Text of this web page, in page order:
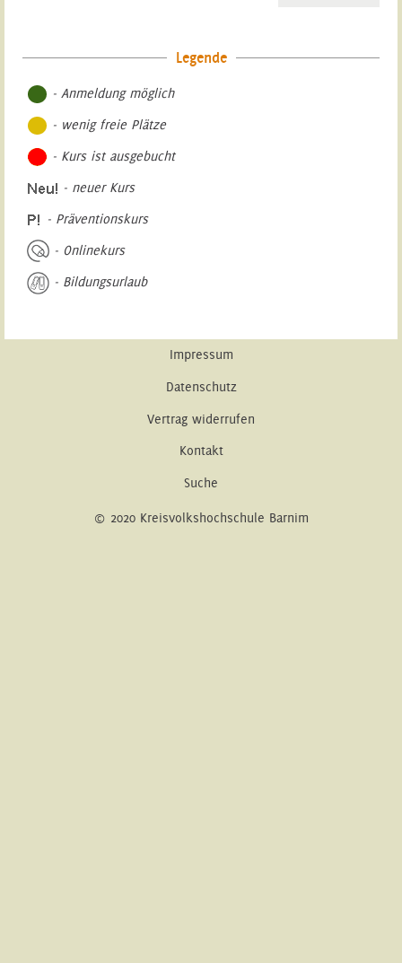
Legende
- Anmeldung möglich
- wenig freie Plätze
- Kurs ist ausgebucht
- neuer Kurs
- Präventionskurs
- Onlinekurs
- Bildungsurlaub
Impressum
Datenschutz
Vertrag widerrufen
Kontakt
Suche
© 2020 Kreisvolkshochschule Barnim